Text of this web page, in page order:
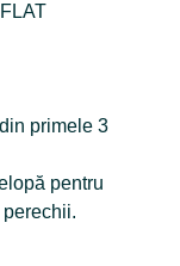
primele 3
pentru